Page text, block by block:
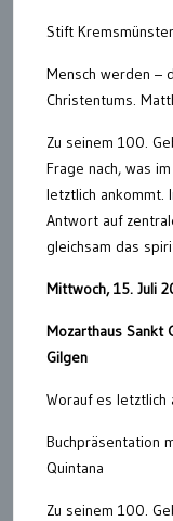
Stift
Mensch werden –
Christentums.
Zu seinem 100.
Frage nach, was
letztlich ankommt.
Antwort auf
gleichsam das
Mittwoch, 15. Juli
Mozarthaus Sankt
Gilgen
Worauf es letztlich
Buchpräsentation
Quintana
Zu seinem 100.